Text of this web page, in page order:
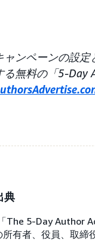
ャンペーンの設
る無料の「5-Day
典
The 5-Day Author
所有者、役員、取締